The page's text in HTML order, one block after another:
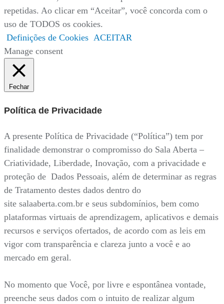
repetidas. Ao clicar em “Aceitar”, você concorda com o
uso de TODOS os cookies.
Definições de Cookies ACEITAR
Manage consent
Fechar
Política de Privacidade
A presente Política de Privacidade (“Política”) tem por
finalidade demonstrar o compromisso do Sala Aberta –
Criatividade, Liberdade, Inovação, com a privacidade e
proteção de Dados Pessoais, além de determinar as regras
de Tratamento destes dados dentro do
site salaaberta.com.br e seus subdomínios, bem como
plataformas virtuais de aprendizagem, aplicativos e demais
recursos e serviços ofertados, de acordo com as leis em
vigor com transparência e clareza junto a você e ao
mercado em geral.
No momento que Você, por livre e espontânea vontade,
preenche seus dados com o intuito de realizar algum